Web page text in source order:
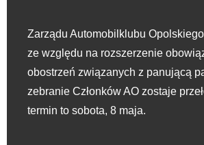
Zarządu Automobilklubu
ze względu na rozszerzenie
obostrzeń związanych z panującą
zebranie Członków AO zostaje
termin to sobota, 8 maja.